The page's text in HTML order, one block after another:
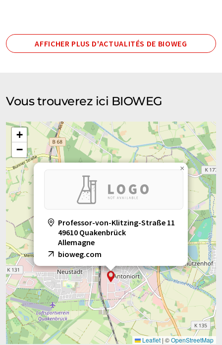
AFFICHER PLUS D'ACTUALITÉS DE BIOWEG
Vous trouverez ici BIOWEG
Professor-von-Klitzing-Straße 11
49610 Quakenbrück
Allemagne
bioweg.com
×
+
−
Leaflet | ©OpenStreetMap